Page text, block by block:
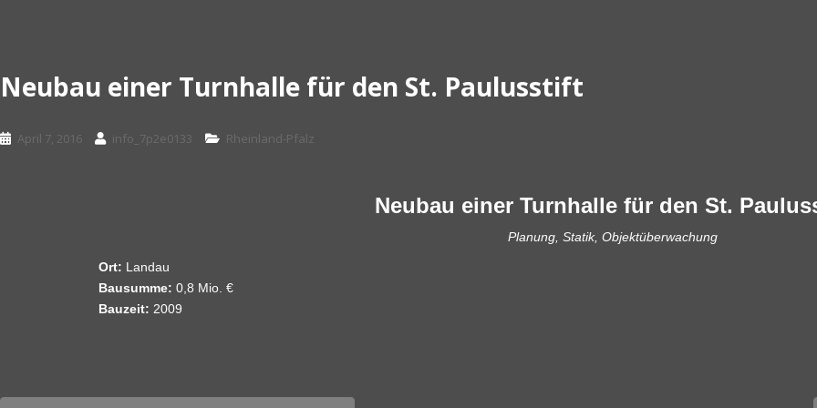
Neubau einer Turnhalle für den St. Paulusstift
April 7, 2016 info_7p2e0133 Rheinland-Pfalz
Neubau einer Turnhalle für den St.
Planung, Statik, Objektüberwachung
Ort: Landau
Bausumme: 0,8 Mio. €
Bauzeit: 2009